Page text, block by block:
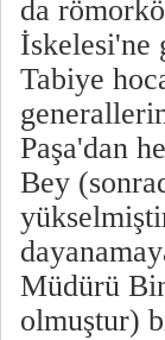
da
İskelesi'ne
Tabiye
Paşa'dan
Bey
Müdürü
olmuştur)